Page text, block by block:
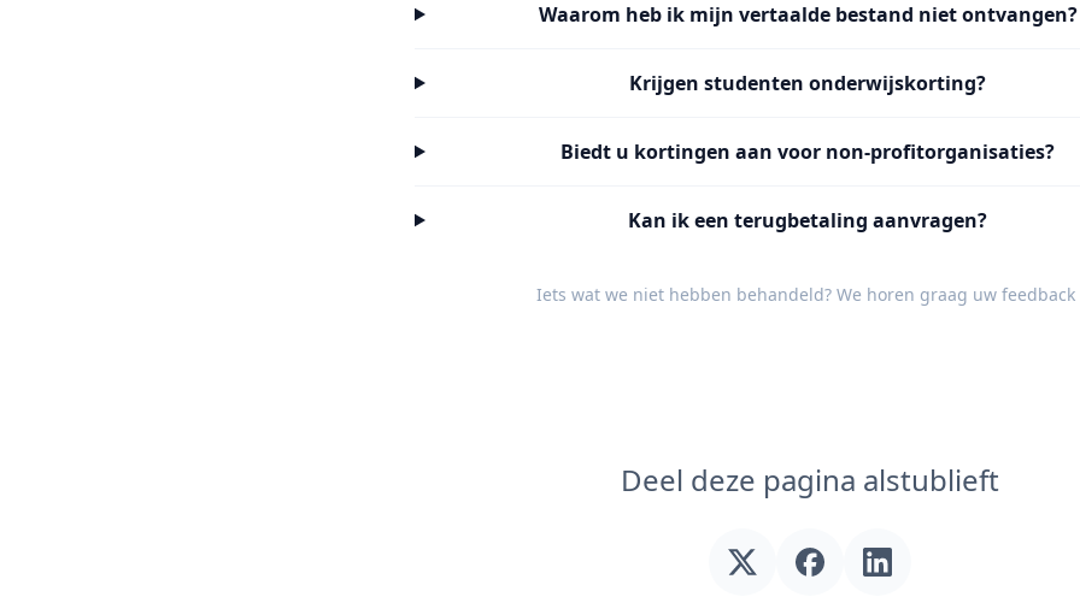
Waarom heb ik mijn vertaalde bestand niet ontvangen?
Krijgen studenten onderwijskorting?
Biedt u kortingen aan voor non-profitorganisaties?
Kan ik een terugbetaling aanvragen?
Iets wat we niet hebben behandeld? We horen graag uw feedback
Deel deze pagina alstublieft